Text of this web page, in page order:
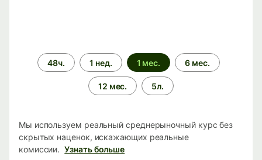
Период
времени
48ч. 1 нед. 1 мес. 6 мес.
12 мес. 5л.
Мы используем реальный среднерыночный курс без
скрытых наценок, искажающих реальные
комиссии. Узнать больше